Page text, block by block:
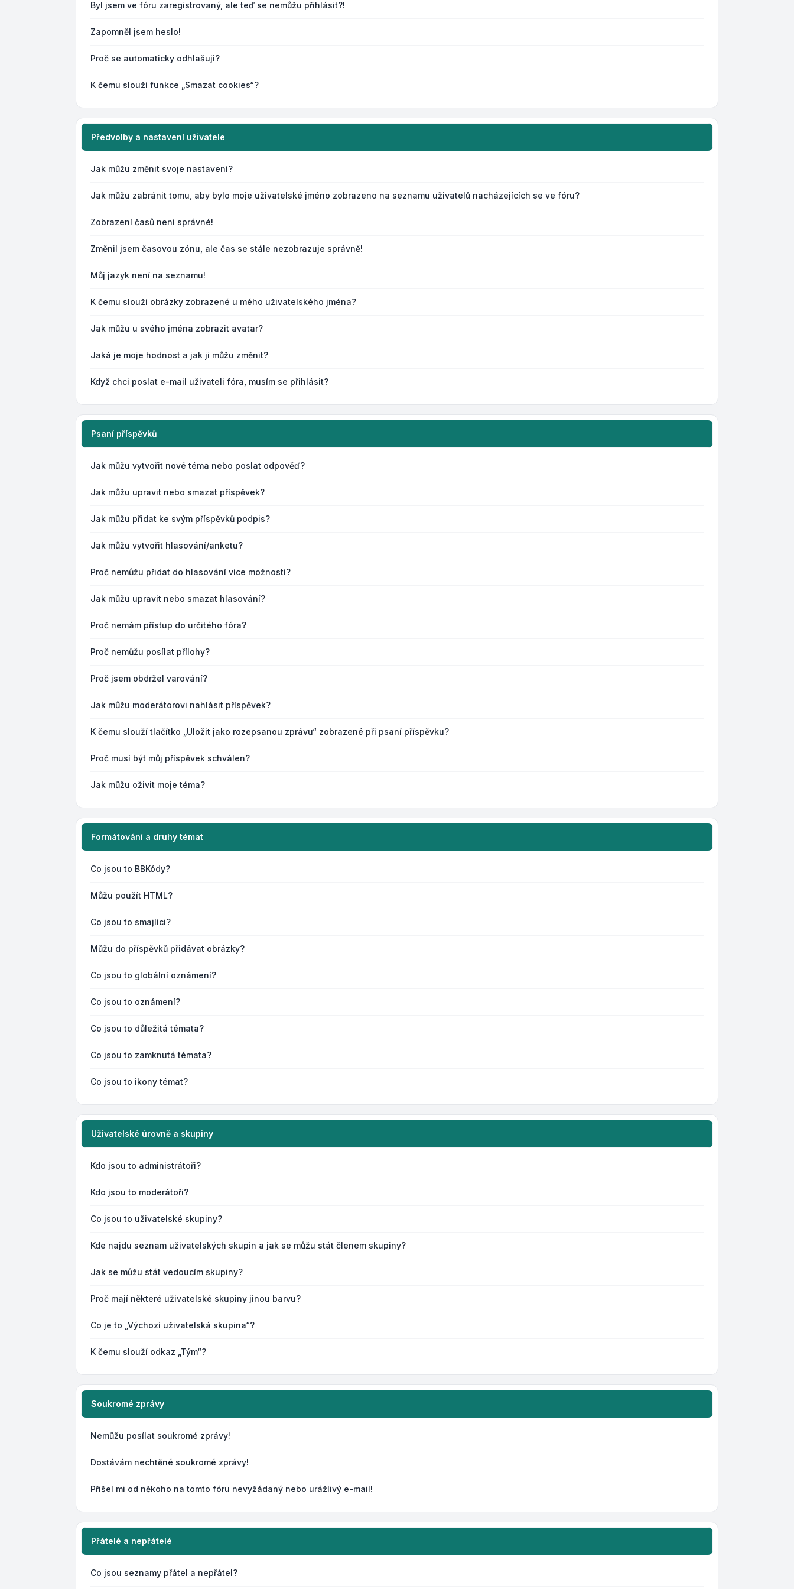
Byl jsem ve fóru zaregistrovaný, ale teď se nemůžu přihlásit?!
Zapomněl jsem heslo!
Proč se automaticky odhlašuji?
K čemu slouží funkce „Smazat cookies“?
Předvolby a nastavení uživatele
Jak můžu změnit svoje nastavení?
Jak můžu zabránit tomu, aby bylo moje uživatelské jméno zobrazeno na seznamu uživatelů nacházejících se ve fóru?
Zobrazení časů není správné!
Změnil jsem časovou zónu, ale čas se stále nezobrazuje správně!
Můj jazyk není na seznamu!
K čemu slouží obrázky zobrazené u mého uživatelského jména?
Jak můžu u svého jména zobrazit avatar?
Jaká je moje hodnost a jak ji můžu změnit?
Když chci poslat e-mail uživateli fóra, musím se přihlásit?
Psaní příspěvků
Jak můžu vytvořit nové téma nebo poslat odpověď?
Jak můžu upravit nebo smazat příspěvek?
Jak můžu přidat ke svým příspěvků podpis?
Jak můžu vytvořit hlasování/anketu?
Proč nemůžu přidat do hlasování více možností?
Jak můžu upravit nebo smazat hlasování?
Proč nemám přístup do určitého fóra?
Proč nemůžu posílat přílohy?
Proč jsem obdržel varování?
Jak můžu moderátorovi nahlásit příspěvek?
K čemu slouží tlačítko „Uložit jako rozepsanou zprávu“ zobrazené při psaní příspěvku?
Proč musí být můj příspěvek schválen?
Jak můžu oživit moje téma?
Formátování a druhy témat
Co jsou to BBKódy?
Můžu použít HTML?
Co jsou to smajlíci?
Můžu do příspěvků přidávat obrázky?
Co jsou to globální oznámení?
Co jsou to oznámení?
Co jsou to důležitá témata?
Co jsou to zamknutá témata?
Co jsou to ikony témat?
Uživatelské úrovně a skupiny
Kdo jsou to administrátoři?
Kdo jsou to moderátoři?
Co jsou to uživatelské skupiny?
Kde najdu seznam uživatelských skupin a jak se můžu stát členem skupiny?
Jak se můžu stát vedoucím skupiny?
Proč mají některé uživatelské skupiny jinou barvu?
Co je to „Výchozí uživatelská skupina“?
K čemu slouží odkaz „Tým“?
Soukromé zprávy
Nemůžu posílat soukromé zprávy!
Dostávám nechtěné soukromé zprávy!
Přišel mi od někoho na tomto fóru nevyžádaný nebo urážlivý e-mail!
Přátelé a nepřátelé
Co jsou seznamy přátel a nepřátel?